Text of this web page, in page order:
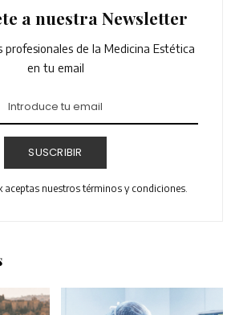
a nuestra Newsletter
profesionales de la Medicina Estética
en tu email
SUSCRIBIR
aceptas nuestros términos y condiciones.